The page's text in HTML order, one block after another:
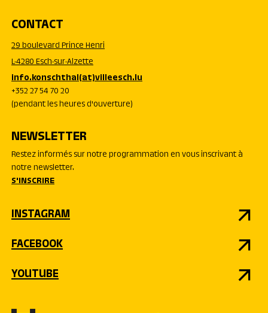
CONTACT
29 boulevard Prince Henri
L-4280 Esch-sur-Alzette
info.konschthal(at)villeesch.lu
+352 27 54 70 20
(pendant les heures d'ouverture)
NEWSLETTER
Restez informés sur notre programmation en vous inscrivant à
notre newsletter.
S'INSCRIRE
INSTAGRAM
FACEBOOK
YOUTUBE